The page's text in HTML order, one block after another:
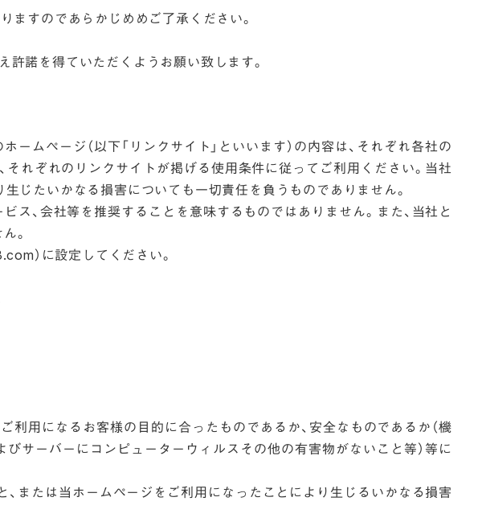
ますのであらかじめめご了承ください。
諾を得ていただくようお願い致します。
ムページ（以下「リンクサイト」といいます）の内容は、それぞれ各社の
れぞれのリンクサイトが掲げる使用条件に従ってご利用ください。当社
じたいかなる損害についても一切責任を負うものでありません。
ス、会社等を推奨することを意味するものではありません。また、当社と
。
）に設定してください。
利用になるお客様の目的に合ったものであるか、安全なものであるか（機
サーバーにコンピューターウィルスその他の有害物がないこと等）等に
または当ホームページをご利用になったことにより生じるいかなる損害